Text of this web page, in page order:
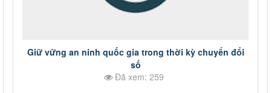
Giữ vững an ninh quốc gia trong thời kỳ chuyển đổi
số
Đã xem: 259